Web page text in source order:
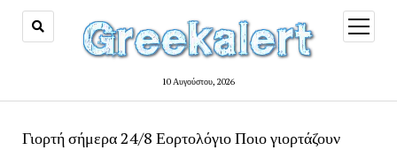
10 Αυγούστου, 2026
open
menu
Γιορτή σήμερα 24/8 Εορτολόγιο Ποιο γιορτάζουν